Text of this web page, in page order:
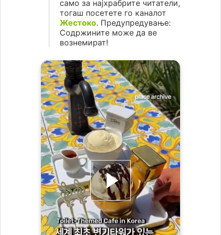
само за најхрабрите читатели,
тогаш посетете го каналот
Жестоко. Предупредување:
Содржините може да ве
вознемират!